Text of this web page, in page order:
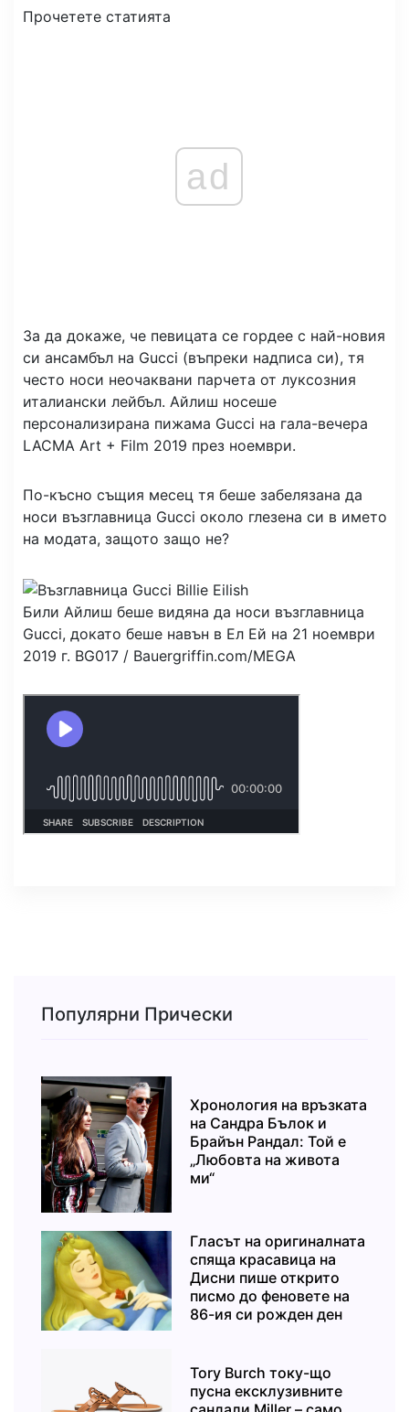
Прочетете статията
ad
За да докаже, че певицата се гордее с най-новия
си ансамбъл на Gucci (въпреки надписа си), тя
често носи неочаквани парчета от луксозния
италиански лейбъл. Айлиш носеше
персонализирана пижама Gucci на гала-вечера
LACMA Art + Film 2019 през ноември.
По-късно същия месец тя беше забелязана да
носи възглавница Gucci около глезена си в името
на модата, защото защо не?
Били Айлиш беше видяна да носи възглавница
Gucci, докато беше навън в Ел Ей на 21 ноември
2019 г. BG017 / Bauergriffin.com/MEGA
Популярни Прически
Хронология на връзката
на Сандра Бълок и
Брайън Рандал: Той е
„Любовта на живота
ми“
Гласът на оригиналната
спяща красавица на
Дисни пише открито
писмо до феновете на
86-ия си рожден ден
Tory Burch току-що
пусна ексклузивните